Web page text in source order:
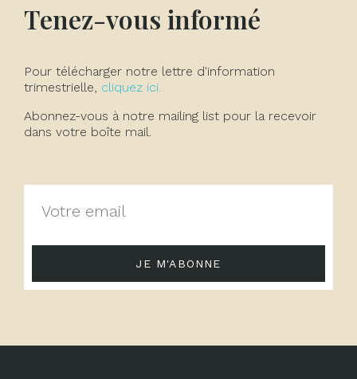
Tenez-vous informé
Pour télécharger notre lettre d'information
trimestrielle, cliquez ici.
Abonnez-vous à notre mailing list pour la recevoir
dans votre boîte mail.
JE M'ABONNE